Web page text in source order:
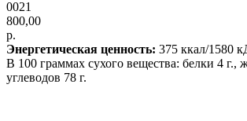
0021
800,00
р.
Энергетическая ценность: 375 ккал/1580
В 100 граммах сухого вещества: белки 4 г.,
углеводов 78 г.